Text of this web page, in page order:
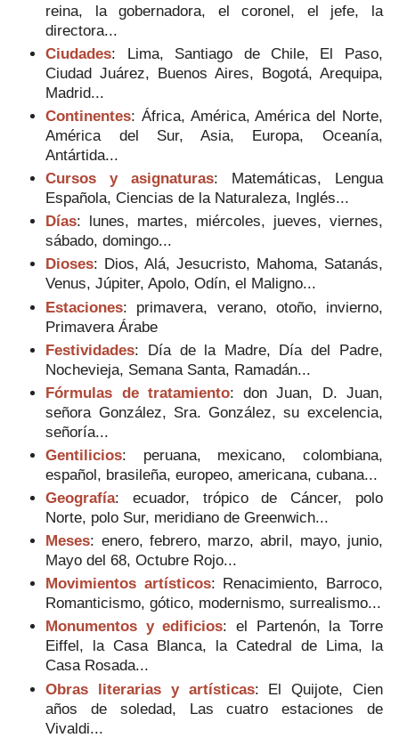
reina, la gobernadora, el coronel, el jefe, la
directora...
Ciudades: Lima, Santiago de Chile, El Paso,
Ciudad Juárez, Buenos Aires, Bogotá, Arequipa,
Madrid...
Continentes: África, América, América del Norte,
América del Sur, Asia, Europa, Oceanía,
Antártida...
Cursos y asignaturas: Matemáticas, Lengua
Española, Ciencias de la Naturaleza, Inglés...
Días: lunes, martes, miércoles, jueves, viernes,
sábado, domingo...
Dioses: Dios, Alá, Jesucristo, Mahoma, Satanás,
Venus, Júpiter, Apolo, Odín, el Maligno...
Estaciones: primavera, verano, otoño, invierno,
Primavera Árabe
Festividades: Día de la Madre, Día del Padre,
Nochevieja, Semana Santa, Ramadán...
Fórmulas de tratamiento: don Juan, D. Juan,
señora González, Sra. González, su excelencia,
señoría...
Gentilicios: peruana, mexicano, colombiana,
español, brasileña, europeo, americana, cubana...
Geografía: ecuador, trópico de Cáncer, polo
Norte, polo Sur, meridiano de Greenwich...
Meses: enero, febrero, marzo, abril, mayo, junio,
Mayo del 68, Octubre Rojo...
Movimientos artísticos: Renacimiento, Barroco,
Romanticismo, gótico, modernismo, surrealismo...
Monumentos y edificios: el Partenón, la Torre
Eiffel, la Casa Blanca, la Catedral de Lima, la
Casa Rosada...
Obras literarias y artísticas: El Quijote, Cien
años de soledad, Las cuatro estaciones de
Vivaldi...